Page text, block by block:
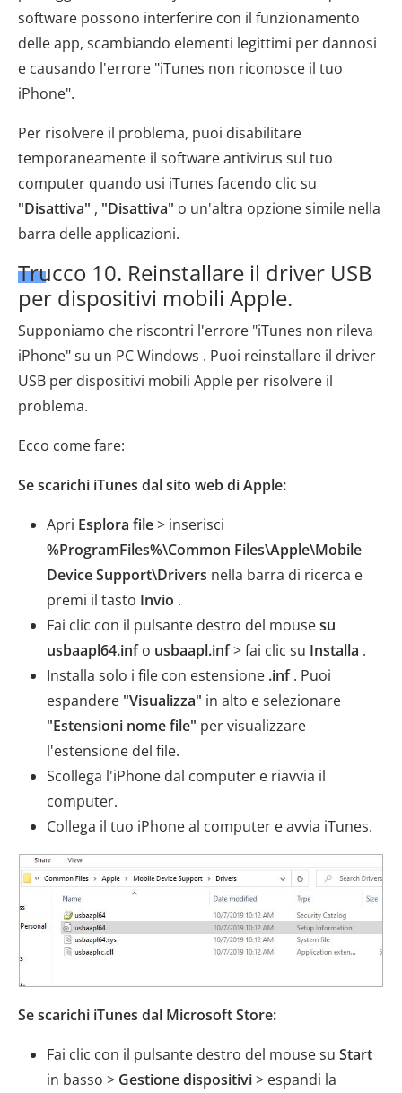
software possono interferire con il funzionamento
delle app, scambiando elementi legittimi per dannosi
e causando l'errore "iTunes non riconosce il tuo
iPhone".
Per risolvere il problema, puoi disabilitare
temporaneamente il software antivirus sul tuo
computer quando usi iTunes facendo clic su
"Disattiva" , "Disattiva" o un'altra opzione simile nella
barra delle applicazioni.
Trucco 10. Reinstallare il driver USB
per dispositivi mobili Apple.
Supponiamo che riscontri l'errore "iTunes non rileva
iPhone" su un PC Windows . Puoi reinstallare il driver
USB per dispositivi mobili Apple per risolvere il
problema.
Ecco come fare:
Se scarichi iTunes dal sito web di Apple:
Apri Esplora file> inserisci
%ProgramFiles%\Common Files\Apple\Mobile
Device Support\Drivers nella barra di ricerca e
premi il tasto Invio .
Fai clic con il pulsante destro del mousesu
usbaapl64.info usbaapl.inf> fai clic su Installa .
Installa solo i file con estensione .inf. Puoi
espandere "Visualizza" in alto e selezionare
"Estensioni nome file" per visualizzare
l'estensione del file.
Scollega l'iPhone dal computer e riavvia il
computer.
Collega il tuo iPhone al computer e avvia iTunes.
Se scarichi iTunes dal Microsoft Store:
Fai clic con il pulsante destro del mouse su Start
in basso > Gestione dispositivi> espandi la